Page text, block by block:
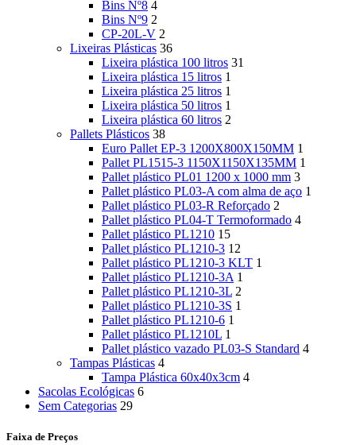
Bins Nº8 4
Bins Nº9 2
CP-20L-V 2
Lixeiras Plásticas 36
Lixeira plástica 100 litros 31
Lixeira plástica 15 litros 1
Lixeira plástica 25 litros 1
Lixeira plástica 50 litros 1
Lixeira plástica 60 litros 2
Pallets Plásticos 38
Euro Pallet EP-3 1200X800X150MM 1
Pallet PL1515-3 1150X1150X135MM 1
Pallet plástico PL01 1200 x 1000 mm 3
Pallet plástico PL03-A com alma de aço 1
Pallet plástico PL03-R Reforçado 2
Pallet plástico PL04-T Termoformado 4
Pallet plástico PL1210 15
Pallet plástico PL1210-3 12
Pallet plástico PL1210-3 KLT 1
Pallet plástico PL1210-3A 1
Pallet plástico PL1210-3L 2
Pallet plástico PL1210-3S 1
Pallet plástico PL1210-6 1
Pallet plástico PL1210L 1
Pallet plástico vazado PL03-S Standard 4
Tampas Plásticas 4
Tampa Plástica 60x40x3cm 4
Sacolas Ecológicas 6
Sem Categorias 29
Faixa de Preços